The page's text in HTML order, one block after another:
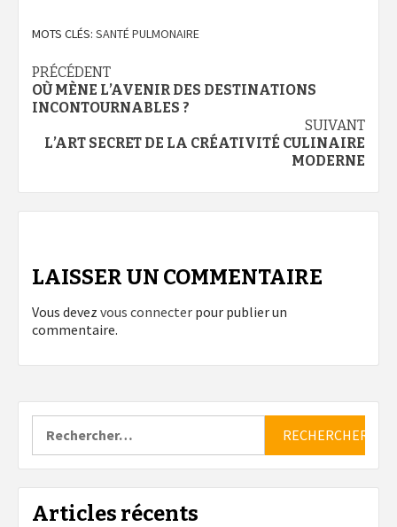
MOTS CLÉS: SANTÉ PULMONAIRE
Navigation
d’article
PRÉCÉDENT
OÙ MÈNE L’AVENIR DES DESTINATIONS
INCONTOURNABLES ?
SUIVANT
L’ART SECRET DE LA CRÉATIVITÉ CULINAIRE
MODERNE
LAISSER UN COMMENTAIRE
Vous devez vous connecter pour publier un
commentaire.
Articles récents